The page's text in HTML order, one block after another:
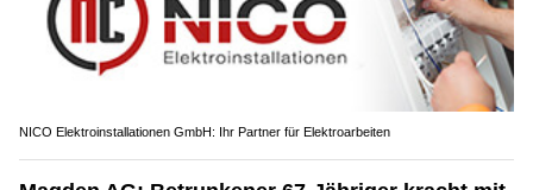
NICO Elektroinstallationen GmbH: Ihr Partner für Elektroarbeiten